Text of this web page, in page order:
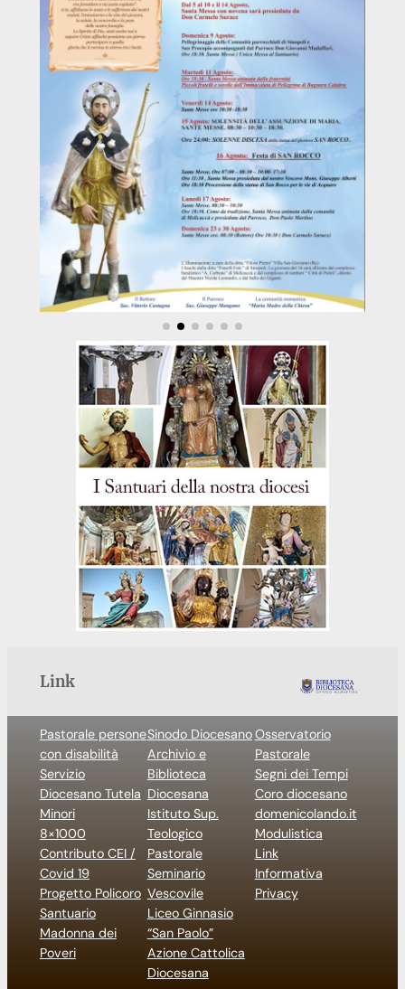
Link
Pastorale persone
con disabilità
Servizio
Diocesano Tutela
Minori
8×1000
Contributo CEI /
Covid 19
Progetto Policoro
Santuario
Madonna dei
Poveri
Sinodo Diocesano
Archivio e
Biblioteca
Diocesana
Istituto Sup.
Teologico
Pastorale
Seminario
Vescovile
Liceo Ginnasio
“San Paolo”
Azione Cattolica
Diocesana
Osservatorio
Pastorale
Segni dei Tempi
Coro diocesano
domenicolando.it
Modulistica
Link
Informativa
Privacy